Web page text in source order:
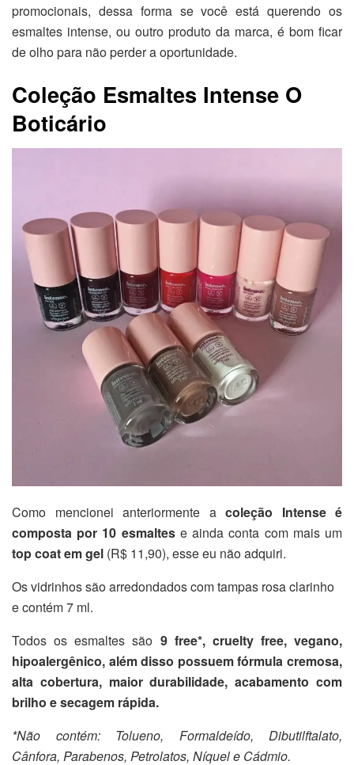
promocionais, dessa forma se você está querendo os
esmaltes intense, ou outro produto da marca, é bom ficar
de olho para não perder a oportunidade.
Coleção Esmaltes Intense O
Boticário
Como mencionei anteriormente a coleção Intense é
composta por 10 esmaltese ainda conta com mais um
top coat em gel (R$ 11,90), esse eu não adquiri.
Os vidrinhos são arredondados com tampas rosa clarinho
e contém 7 ml.
Todos os esmaltes são 9 free*, cruelty free, vegano,
hipoalergênico, além disso possuem fórmula cremosa,
alta cobertura, maior durabilidade, acabamento com
brilho e secagem rápida.
*Não contém: Tolueno, Formaldeído, Dibutilftalato,
Cânfora, Parabenos, Petrolatos, Níquel e Cádmio.